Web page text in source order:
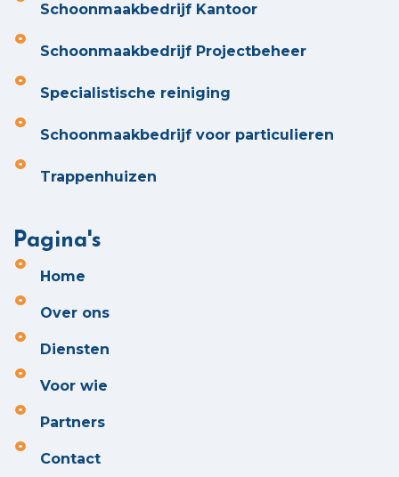
Schoonmaakbedrijf Kantoor
Schoonmaakbedrijf Projectbeheer
Specialistische reiniging
Schoonmaakbedrijf voor particulieren
Trappenhuizen
Pagina's
Home
Over ons
Diensten
Voor wie
Partners
Contact